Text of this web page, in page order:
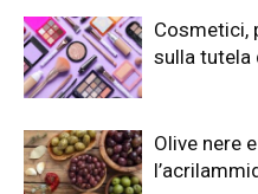
Cosmetici,
sulla tutela
Olive nere